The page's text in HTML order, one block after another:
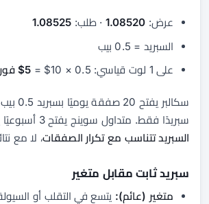
عرض: 1.08520 · طلب: 1.08525
السبريد = 0.5 بيب
على 1 لوت قياسي: 0.5 × 10$ =
5$ فور الفتح
سبريدًا فقط. متداول سوينج يفتح 3 أسبوعيًا يدفع 15$.
السبريد تتناسب مع تكرار الصفقات، لا مع
سبريد ثابت مقابل متغير
متغير (عائم): يتسع في التقلب أو